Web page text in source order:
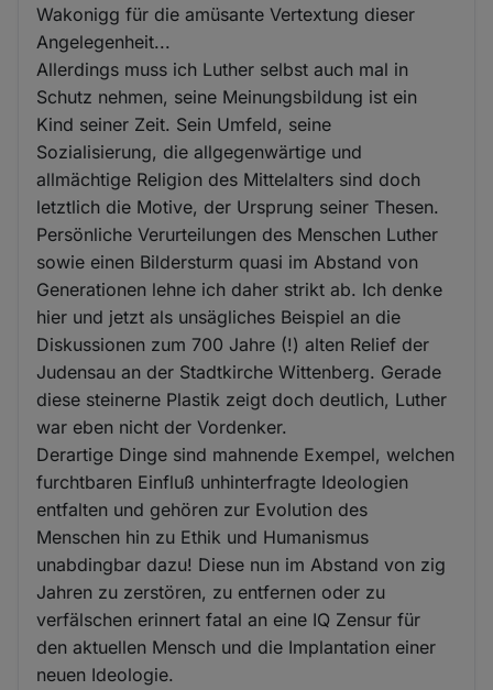
Wakonigg für die amüsante Vertextung dieser
Angelegenheit...
Allerdings muss ich Luther selbst auch mal in
Schutz nehmen, seine Meinungsbildung ist ein
Kind seiner Zeit. Sein Umfeld, seine
Sozialisierung, die allgegenwärtige und
allmächtige Religion des Mittelalters sind doch
letztlich die Motive, der Ursprung seiner Thesen.
Persönliche Verurteilungen des Menschen Luther
sowie einen Bildersturm quasi im Abstand von
Generationen lehne ich daher strikt ab. Ich denke
hier und jetzt als unsägliches Beispiel an die
Diskussionen zum 700 Jahre (!) alten Relief der
Judensau an der Stadtkirche Wittenberg. Gerade
diese steinerne Plastik zeigt doch deutlich, Luther
war eben nicht der Vordenker.
Derartige Dinge sind mahnende Exempel, welchen
furchtbaren Einfluß unhinterfragte Ideologien
entfalten und gehören zur Evolution des
Menschen hin zu Ethik und Humanismus
unabdingbar dazu! Diese nun im Abstand von zig
Jahren zu zerstören, zu entfernen oder zu
verfälschen erinnert fatal an eine IQ Zensur für
den aktuellen Mensch und die Implantation einer
neuen Ideologie.